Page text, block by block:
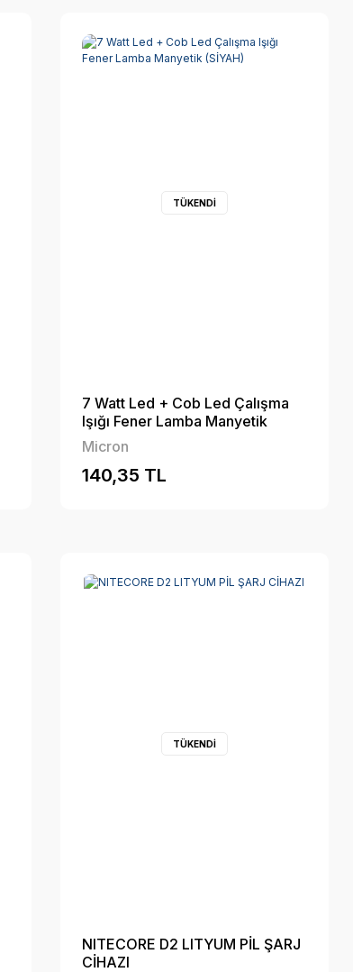
TÜKENDİ
7 Watt Led + Cob Led Çalışma
Işığı Fener Lamba Manyetik
(SİYAH)
Micron
140,35 TL
TÜKENDİ
NITECORE D2 LITYUM PİL ŞARJ
CİHAZI